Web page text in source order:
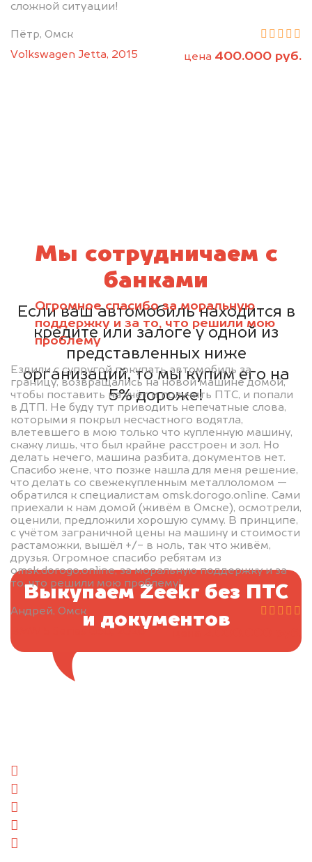
сложной ситуации!
Пётр, Омск
Volkswagen Jetta, 2015
цена 400.000 руб.
Огромное спасибо за моральную
поддержку и за то, что решили мою
проблему
Ездили с супругой покупать автомобиль за
границу, возвращались на новой машине домой,
чтобы поставить на учёт и получить ПТС, и попали
в ДТП. Не буду тут приводить непечатные слова,
которыми я покрыл несчастного водятла,
влетевшего в мою только что купленную машину,
скажу лишь, что был крайне расстроен и зол. Но
делать нечего, машина разбита, документов нет.
Спасибо жене, что позже нашла для меня решение,
что делать со свежекупленным металлоломом —
обратился к специалистам omsk.dorogo.online. Сами
приехали к нам домой (живём в Омске), осмотрели,
оценили, предложили хорошую сумму. В принципе,
с учётом заграничной цены на машину и стоимости
растаможки, вышёл +/- в ноль, так что живём,
друзья. Огромное спасибо ребятам из
omsk.dorogo.online, за моральную поддержку и за
то, что решили мою проблему!
Андрей, Омск
BMW 5 Series G30, 2020
Мы сотрудничаем с
банками
Если ваш автомобиль находится в
кредите или залоге у одной из
представленных ниже
организаций, то мы купим его на
5% дороже!
Выкупаем Zeekr без ПТС
и документов